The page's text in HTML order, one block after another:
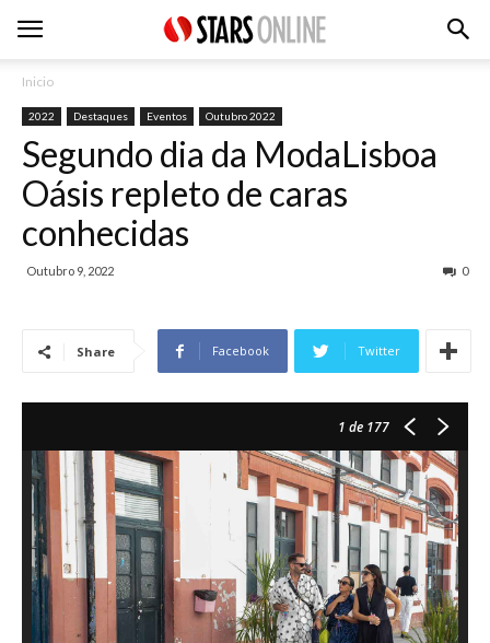
Inicio
2022 Destaques Eventos Outubro 2022
Segundo dia da ModaLisboa
Oásis repleto de caras
conhecidas
Outubro 9, 2022 0
Share Facebook Twitter
1 de 177